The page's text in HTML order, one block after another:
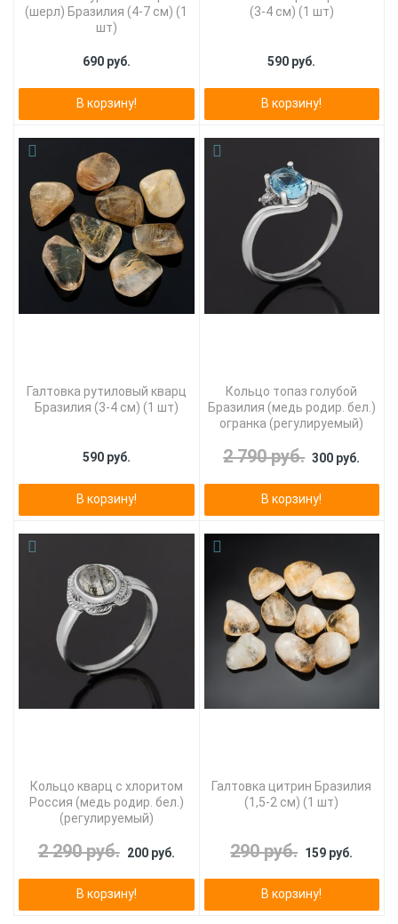
(шерл) Бразилия (4-7 см) (1
шт)
690 руб.
В корзину!
(3-4 см) (1 шт)
590 руб.
В корзину!
Галтовка рутиловый кварц
Бразилия (3-4 см) (1 шт)
590 руб.
В корзину!
Кольцо топаз голубой
Бразилия (медь родир. бел.)
огранка (регулируемый)
2 790 руб. 300 руб.
В корзину!
Кольцо кварц с хлоритом
Россия (медь родир. бел.)
(регулируемый)
2 290 руб. 200 руб.
В корзину!
Галтовка цитрин Бразилия
(1,5-2 см) (1 шт)
290 руб. 159 руб.
В корзину!